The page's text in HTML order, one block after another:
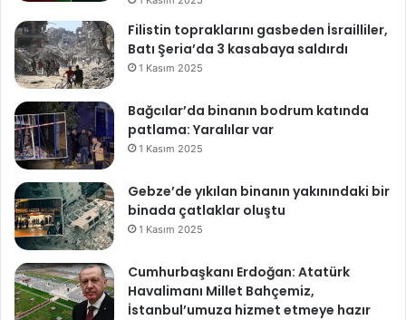
Filistin topraklarını gasbeden İsrailliler,
Batı Şeria’da 3 kasabaya saldırdı
1 Kasım 2025
Bağcılar’da binanın bodrum katında
patlama: Yaralılar var
1 Kasım 2025
Gebze’de yıkılan binanın yakınındaki bir
binada çatlaklar oluştu
1 Kasım 2025
Cumhurbaşkanı Erdoğan: Atatürk
Havalimanı Millet Bahçemiz,
İstanbul’umuza hizmet etmeye hazır